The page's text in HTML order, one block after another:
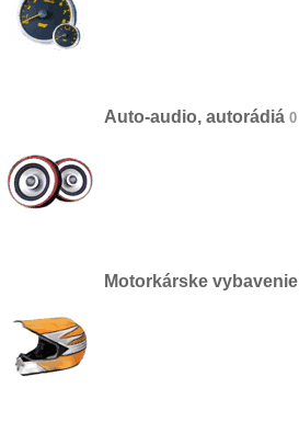
Auto-audio, autorádiá
Motorkárske vybavenie